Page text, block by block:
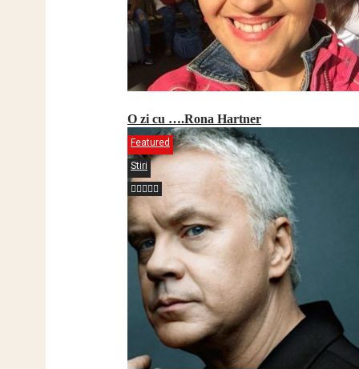
O zi cu ….Rona Hartner
Featured
Stiri